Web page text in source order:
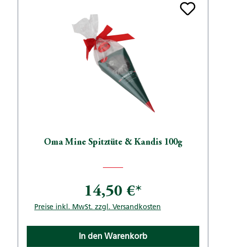
Oma Mine Spitztüte & Kandis 100g
14,50 €*
Preise inkl. MwSt. zzgl. Versandkosten
In den Warenkorb